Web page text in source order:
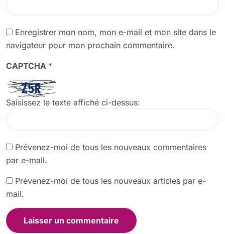
Enregistrer mon nom, mon e-mail et mon site dans le
navigateur pour mon prochain commentaire.
CAPTCHA *
Saisissez le texte affiché ci-dessus:
Prévenez-moi de tous les nouveaux commentaires
par e-mail.
Prévenez-moi de tous les nouveaux articles par e-
mail.